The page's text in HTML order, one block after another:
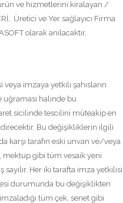
ürün ve hizmetlerini kiralayan /
Üretici ve Yer sağlayıcı Firma
olarak anılacaktır.
veya imzaya yetkili şahısların
halinde bu
sicilinde tescilini müteakip en
Bu değişikliklerin ilgili
karşı tarafın eski unvan ve/veya
mektup gibi tüm vesaik yeni
Her iki tarafta imza yetkilisi
durumunda bu değişiklikten
tüm çek, senet gibi